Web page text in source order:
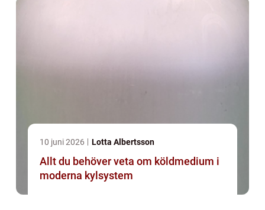
10 juni 2026 Lotta Albertsson
Allt du behöver veta om köldmedium i
moderna kylsystem